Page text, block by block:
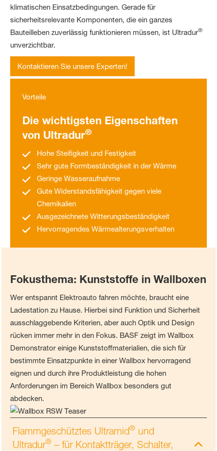
klimatischen Einsatzbedingungen. Gerade für
sicherheitsrelevante Komponenten, die ein ganzes
Bauteilleben zuverlässig funktionieren müssen, ist Ultradur®
unverzichtbar.
Kontaktieren Sie unsere Experten!
Vorteile
Die wichtigsten Eigenschaften
von Ultradur®
Hohe Steifigkeit und Festigkeit
Sehr gute Formbeständigkeit in der Wärme
Geringe Wasseraufnahme
Gute Widerstandsfähigkeit gegen viele
Chemikalien
Ausgezeichnete Witterungsbeständigkeit
Hervorragendes Wärmealterungsverhalten
Fokusthema: Kunststoffe in Wallboxen
Wer entspannt Elektroauto fahren möchte, braucht eine
Ladestation zu Hause. Hierbei sind Funktion und Sicherheit
ausschlaggebende Kriterien, aber auch Optik und Design
rücken immer mehr in den Fokus. BASF zeigt im Wallbox
Demonstrator einige Kunststoffmaterialien, die sich für
bestimmte Einsatzpunkte in einer Wallbox hervorragend
eignen und durch ihre Produktleistung die hohen
Anforderungen im Bereich Wallbox besonders gut
abdecken.
Flammgeschütztes Ultramid® und
Ultradur® – für Kontaktträger, Schalter,